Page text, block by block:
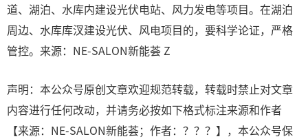
道、湖泊、水库内建设光伏电站、风力发电等项目。在湖泊
周边、水库库汊建设光伏、风电项目的，要科学论证，严格
管控。来源：NE-SALON新能荟 Z
声明：本公众号原创文章欢迎规范转载，转载时禁止对文章
内容进行任何改动，并请务必按如下格式标注来源和作者
【来源：NE-SALON新能荟；作者：？？？】，本公众号保